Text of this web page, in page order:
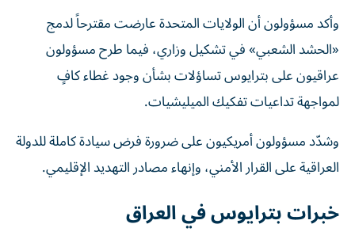
وأكد مسؤولون أن الولايات المتحدة عارضت مقترحاً لدمج
«الحشد الشعبي» في تشكيل وزاري، فيما طرح مسؤولون
عراقيون على بترايوس تساؤلات بشأن وجود غطاء كافٍ
لمواجهة تداعيات تفكيك الميليشيات.
وشدّد مسؤولون أمريكيون على ضرورة فرض سيادة كاملة للدولة
العراقية على القرار الأمني، وإنهاء مصادر التهديد الإقليمي.
خبرات بترايوس في العراق